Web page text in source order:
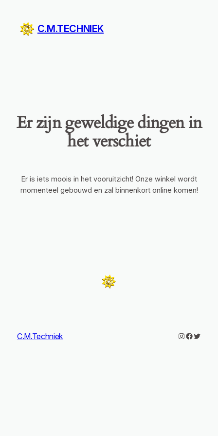
C.M.TECHNIEK
Er zijn geweldige dingen in
het verschiet
Er is iets moois in het vooruitzicht! Onze winkel wordt
momenteel gebouwd en zal binnenkort online komen!
C.M.Techniek Instagram
Twitter